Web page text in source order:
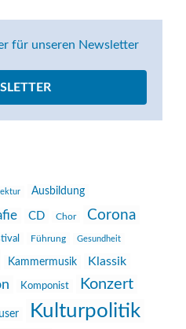
für unseren Newsletter
Ausbildung
CD Chor Corona
Führung Gesundheit
Kammermusik
Klassik
Komponist Konzert
Kulturpolitik